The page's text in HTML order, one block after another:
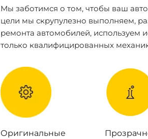
Мы заботимся о том, чтобы ваш
цели мы скрупулезно выполняем,
ремонта автомобилей, используем
только квалифицированных
Оригинальные